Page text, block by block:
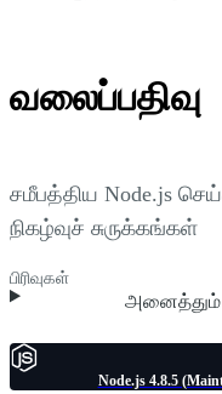
வலைப்பதிவு
சமீபத்திய Node.js
நிகழ்வுச் சுருக்கங்கள்
பிரிவுகள்
அனைத்தும்
Node.js 4.8.5